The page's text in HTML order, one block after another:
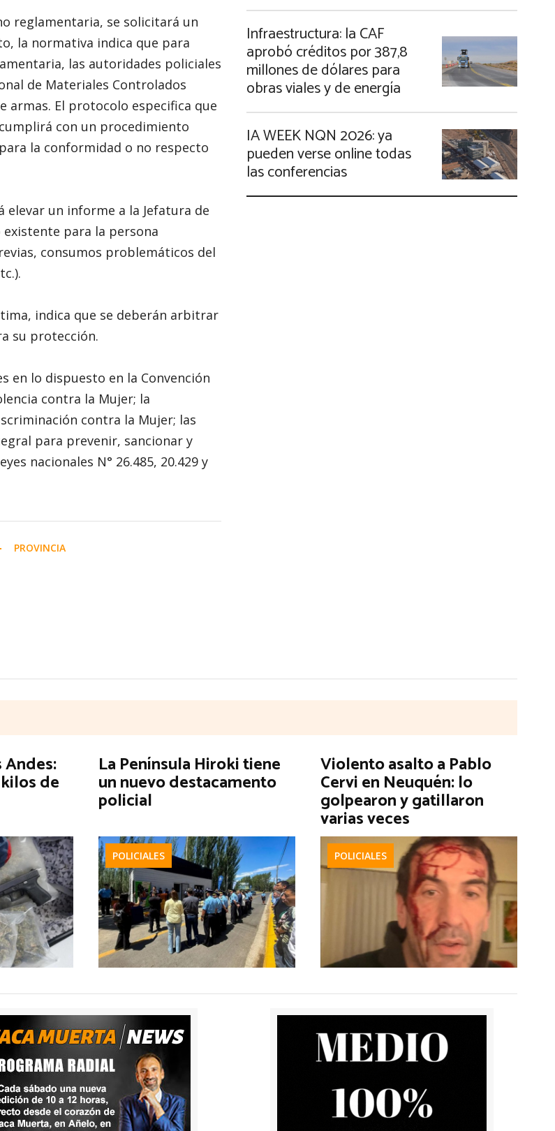
reglamentaria, se solicitará un
la normativa indica que para
las autoridades policiales
de Materiales Controlados
armas. El protocolo especifica que
con un procedimiento
la conformidad o no respecto
un informe a la Jefatura de
para la persona
consumos problemáticos del
indica que se deberán arbitrar
su protección.
en lo dispuesto en la Convención
contra la Mujer; la
contra la Mujer; las
para prevenir, sancionar y
nacionales N° 26.485, 20.429 y
PROVINCIA
Infraestructura: la CAF
aprobó créditos por 387,8
millones de dólares para
obras viales y de energía
IA WEEK NQN 2026: ya
pueden verse online todas
las conferencias
Andes:
de
La Península Hiroki tiene
un nuevo destacamento
policial
POLICIALES
Violento asalto a Pablo
Cervi en Neuquén: lo
golpearon y gatillaron
varias veces
POLICIALES